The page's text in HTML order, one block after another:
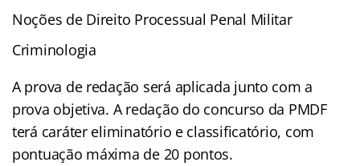
Noções de Direito Processual Penal Militar
Criminologia
A prova de redação será aplicada junto com a
prova objetiva. A redação do concurso da PMDF
terá caráter eliminatório e classificatório, com
pontuação máxima de 20 pontos.